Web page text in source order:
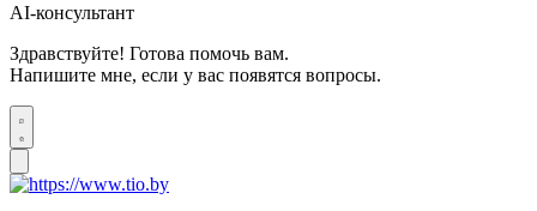
AI-консультант
Здравствуйте! Готова помочь вам.
Напишите мне, если у вас появятся вопросы.